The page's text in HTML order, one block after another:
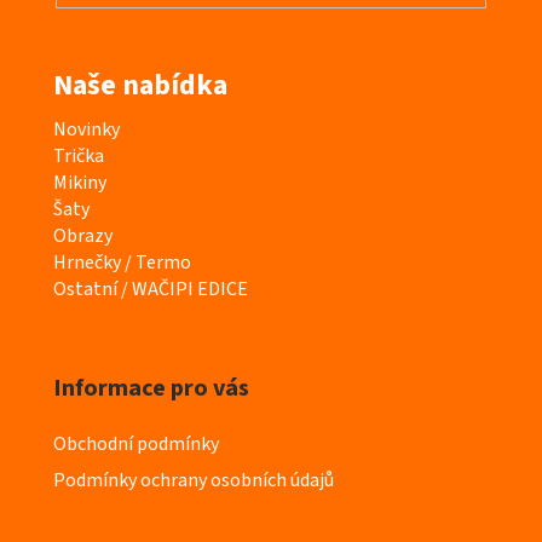
Naše nabídka
K
a
t
e
g
o
r
Novinky
Trička
Mikiny
Šaty
Obrazy
Hrnečky / Termo
Ostatní / WAČIPI EDICE
Informace pro vás
Obchodní podmínky
Podmínky ochrany osobních údajů